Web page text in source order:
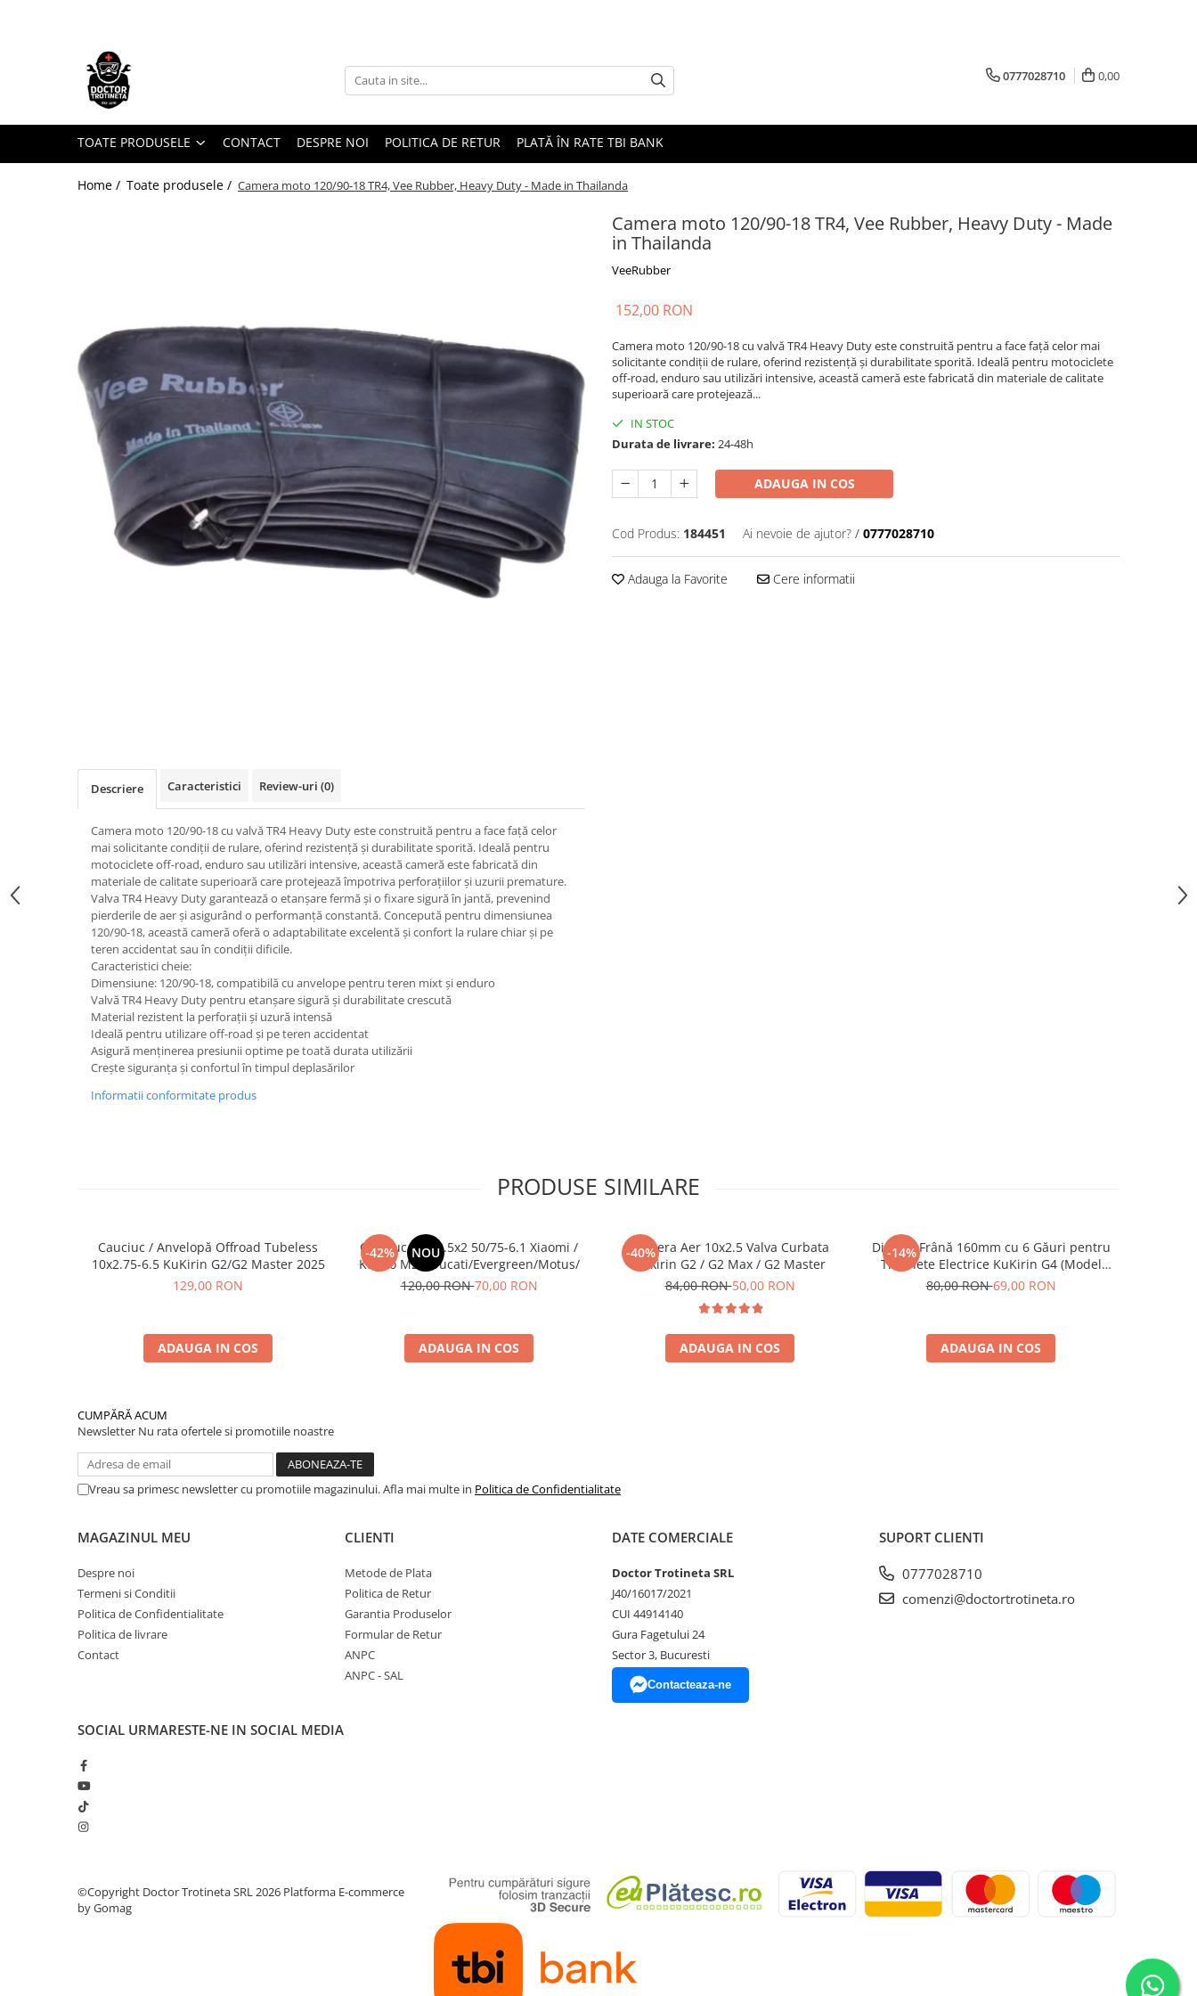
Toate Produsele
Piese de schimb
https://www.doctortrotineta.ro/electrica
Acceleratie
Kit complet
Contact cu cheie
https://www.doctortrotineta.ro/frane
Placute de frana
Manete de frana
https://www.doctortrotineta.ro/lumini
https://www.doctortrotineta.ro/cauciucuri-
https://www.doctortrotineta.ro/cauciucuri-
cauciucuri-bicicleta
Camere bicicleta
Cauciuc tubeless cu GEL antipană
Trotinete electrice
Biciclete Electrice
Anvelope moto
Camere moto
Cauciucuri bicicleta
0777028710 0,00
TOATE PRODUSELE CONTACT DESPRE NOI POLITICA DE RETUR PLATĂ ÎN RATE TBI BANK
Home / Toate produsele / Camera moto 120/90-18 TR4, Vee Rubber, Heavy Duty - Made in Thailanda
Camera moto 120/90-18 TR4, Vee Rubber, Heavy Duty - Made
in Thailanda
VeeRubber
152,00 RON
Camera moto 120/90-18 cu valvă TR4 Heavy Duty este construită pentru a face față celor mai
solicitante condiții de rulare, oferind rezistență și durabilitate sporită. Ideală pentru motociclete
off-road, enduro sau utilizări intensive, această cameră este fabricată din materiale de calitate
superioară care protejează...
IN STOC
Durata de livrare: 24-48h
ADAUGA IN COS
Cod Produs: 184451 Ai nevoie de ajutor? / 0777028710
Adauga la Favorite Cere informatii
Descriere Caracteristici Review-uri (0)
Camera moto 120/90-18 cu valvă TR4 Heavy Duty este construită pentru a face față celor
mai solicitante condiții de rulare, oferind rezistență și durabilitate sporită. Ideală pentru
motociclete off-road, enduro sau utilizări intensive, această cameră este fabricată din
materiale de calitate superioară care protejează împotriva perforațiilor și uzurii premature.
Valva TR4 Heavy Duty garantează o etanșare fermă și o fixare sigură în jantă, prevenind
pierderile de aer și asigurând o performanță constantă. Concepută pentru dimensiunea
120/90-18, această cameră oferă o adaptabilitate excelentă și confort la rulare chiar și pe
teren accidentat sau în condiții dificile.
Caracteristici cheie:
Dimensiune: 120/90-18, compatibilă cu anvelope pentru teren mixt și enduro
Valvă TR4 Heavy Duty pentru etanșare sigură și durabilitate crescută
Material rezistent la perforații și uzură intensă
Ideală pentru utilizare off-road și pe teren accidentat
Asigură menținerea presiunii optime pe toată durata utilizării
Crește siguranța și confortul în timpul deplasărilor
Informatii conformitate produs
PRODUSE SIMILARE
Cauciuc / Anvelopă Offroad Tubeless
10x2.75-6.5 KuKirin G2/G2 Master 2025
129,00 RON
ADAUGA IN COS
-42% NOU
Cauciuc Plin 8.5x2 50/75-6.1 Xiaomi /
Kugoo M2 / Ducati/Evergreen/Motus/
120,00 RON70,00 RON
ADAUGA IN COS
-40%
Camera Aer 10x2.5 Valva Curbata
Kukirin G2 / G2 Max / G2 Master
84,00 RON50,00 RON
ADAUGA IN COS
-14%
Disc de Frână 160mm cu 6 Găuri pentru
Trotinete Electrice KuKirin G4 (Model
2025) și KuKirin G2 – Performanță
80,00 RON69,00 RON
ADAUGA IN COS
CUMPĂRĂ ACUM
Newsletter Nu rata ofertele si promotiile noastre
Vreau sa primesc newsletter cu promotiile magazinului. Afla mai multe in Politica de Confidentialitate
MAGAZINUL MEU
Despre noi
Termeni si Conditii
Politica de Confidentialitate
Politica de livrare
Contact
CLIENTI
Metode de Plata
Politica de Retur
Garantia Produselor
Formular de Retur
ANPC
ANPC - SAL
DATE COMERCIALE
Doctor Trotineta SRL
J40/16017/2021
CUI 44914140
Gura Fagetului 24
Sector 3, Bucuresti
Contacteaza-ne
SUPORT CLIENTI
0777028710
comenzi@doctortrotineta.ro
SOCIAL URMARESTE-NE IN SOCIAL MEDIA
©Copyright Doctor Trotineta SRL 2026 Platforma E-commerce
by Gomag